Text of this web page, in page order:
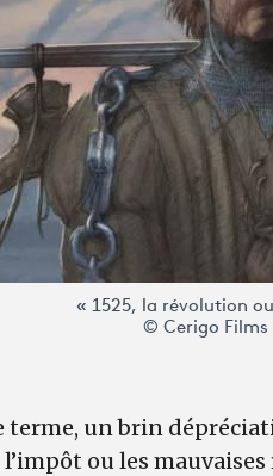
« 1525, la révolution
© Cerigo Films
terme, un brin
ou les